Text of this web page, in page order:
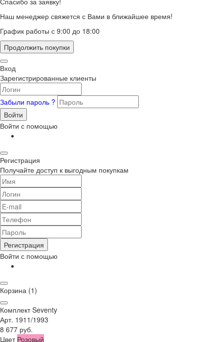
Наш менеджер свяжется с Вами в ближайшее время!
График работы с 9:00 до 18:00
Продолжить покупки
Вход
Зарегистрированные клиенты
Забыли пароль ?
Войти
Войти с помощью
Регистрация
Получайте доступ к выгодным покупкам
Регистрация
Войти с помощью
Корзина (1)
Комплект Seventy
Арт. 1911/1993
8 677 руб.
Цвет Розовый